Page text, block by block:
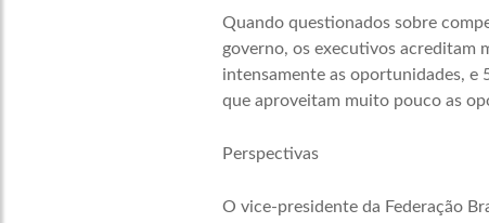
Quando questionados sobre
governo, os executivos acreditam
intensamente as oportunidades, e
que aproveitam muito pouco as
Perspectivas
O vice-presidente da Federação